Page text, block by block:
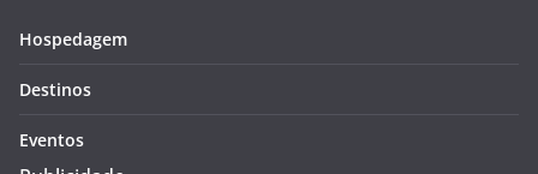
Hospedagem
Destinos
Eventos